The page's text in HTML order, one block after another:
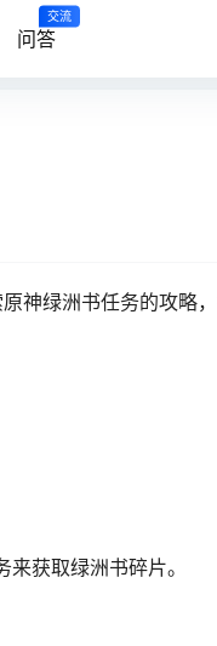
问答
交流
神绿洲书任务的攻略
获取绿洲书碎片。